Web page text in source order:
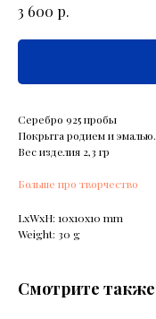
3 600 р.
Серебро 925 пробы
Покрыта родием и эмалью.
Вес изделия 2,3 гр
Больше про творчество
LxWxH: 10x10x10 mm
Weight: 30 g
Смотрите также